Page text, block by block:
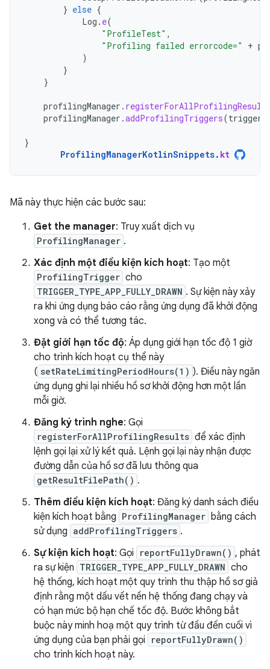
} else {
Log . e(
"ProfileTest" ,
"Profiling failed errorcode="
+
)
}
}
profilingManager .
profilingManager .addProfilingTriggers(triggers
}
ProfilingManagerKotlinSnippets. kt
Mã này thực hiện các bước sau:
Get the manager: Truy xuất dịch vụ
ProfilingManager .
Xác định một điều kiện kích hoạt: Tạo một
ProfilingTrigger cho
TRIGGER_TYPE_APP_FULLY_DRAWN . Sự kiện này xảy
ra khi ứng dụng báo cáo rằng ứng dụng đã khởi động
xong và có thể tương tác.
Đặt giới hạn tốc độ: Áp dụng giới hạn tốc độ 1 giờ
cho trình kích hoạt cụ thể này
( setRateLimitingPeriodHours(1) ). Điều này ngăn
ứng dụng ghi lại nhiều hồ sơ khởi động hơn một lần
mỗi giờ.
Đăng ký trình nghe: Gọi
registerForAllProfilingResults để xác định
lệnh gọi lại xử lý kết quả. Lệnh gọi lại này nhận được
đường dẫn của hồ sơ đã lưu thông qua
getResultFilePath() .
Thêm điều kiện kích hoạt: Đăng ký danh sách điều
kiện kích hoạt bằng ProfilingManager bằng cách
sử dụng addProfilingTriggers .
Sự kiện kích hoạt: Gọi reportFullyDrawn() , phát
ra sự kiện TRIGGER_TYPE_APP_FULLY_DRAWN cho
hệ thống, kích hoạt một quy trình thu thập hồ sơ giả
định rằng một dấu vết nền hệ thống đang chạy và
có hạn mức bộ hạn chế tốc độ. Bước không bắt
buộc này minh hoạ một quy trình từ đầu đến cuối vì
ứng dụng của bạn phải gọi
reportFullyDrawn()
cho trình kích hoạt này.